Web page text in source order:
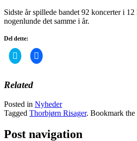
Sidste år spillede bandet 92 koncerter i
nogenlunde det samme i år.
Del dette:
Click
to
Twitter
(Opens
new
window)
Click
to
new
window)
Related
Posted in Nyheder
Tagged Thorbjørn Risager. Bookmark the
Post navigation